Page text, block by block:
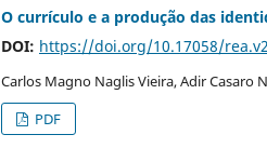
O currículo e a produção das
DOI: https://doi.org/10.17058/
Carlos Magno Naglis Vieira, Adir
PDF